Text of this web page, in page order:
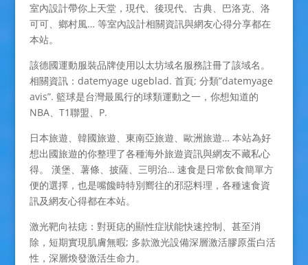
室內設計帶你上天堂，現代、後現代、古典、巴洛克、洛
可可、鄉村風… 等室內設計相關資訊與網友心得分享都在
本站。
該德國運動服裝品牌使用以太坊域名服務註冊了該域名。
相關資訊：datemyage ugeblad. 首頁; 分類”datemyage
avis”. 籃球是台灣最風行的球類運動之一，你想知道的
NBA、T1聯盟、P.
日本旅遊、韓國旅遊、東南亞旅遊、歐洲旅遊… 本站為好
想出國旅遊的你整理了各種海外旅遊資訊與網友不藏私心
得。 漢堡、薯條、披薩、三明治… 速食是日常飲食簡單方
便的選擇，也是嘴饞時特別嚮往的邪惡料理，各種速食資
訊及網友心得都在本站。
激光靶向祛痣：對斑痣的顯性症狀能快速控制、甚至消
除，短期實現肌膚無暇; 多款激光設備深層激活膠原蛋白活
性，深層煥發激活生命力。